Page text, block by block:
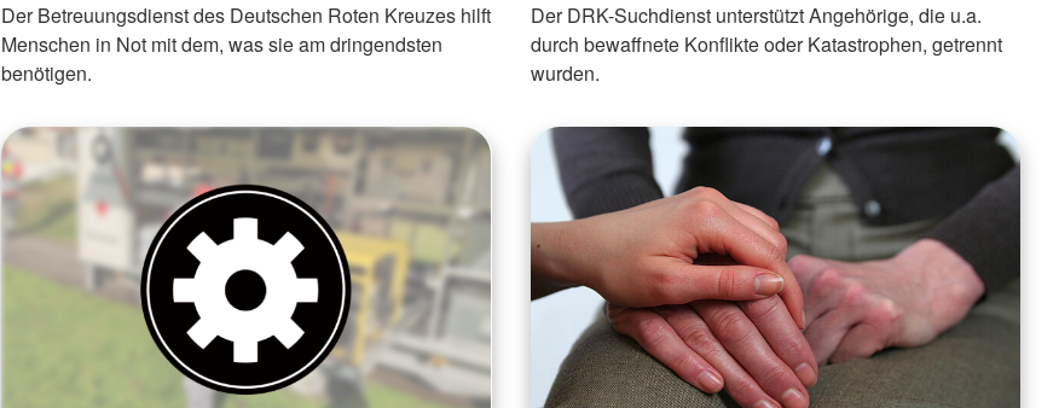
Der Betreuungsdienst des Deutschen Roten Kreuzes hilft
Menschen in Not mit dem, was sie am dringendsten
benötigen.
Der DRK-Suchdienst unterstützt Angehörige, die u.a.
durch bewaffnete Konflikte oder Katastrophen, getrennt
wurden.